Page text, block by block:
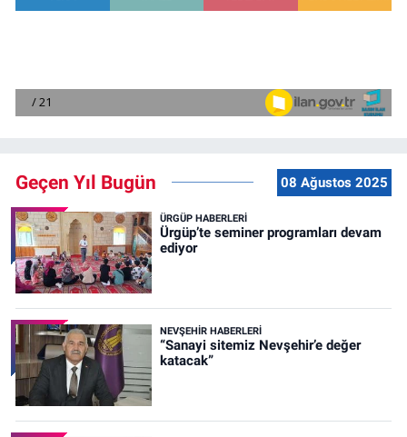
Geçen Yıl Bugün 08 Ağustos 2025
ÜRGÜP HABERLERI
Ürgüp’te seminer programları devam
ediyor
NEVŞEHIR HABERLERI
“Sanayi sitemiz Nevşehir’e değer
katacak”